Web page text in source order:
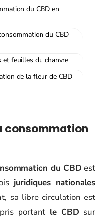
du CBD en
du CBD
et feuilles du chanvre
de la fleur de CBD
consommation
du CBD est
juridiques nationales
sa libre circulation est
portant le CBD sur